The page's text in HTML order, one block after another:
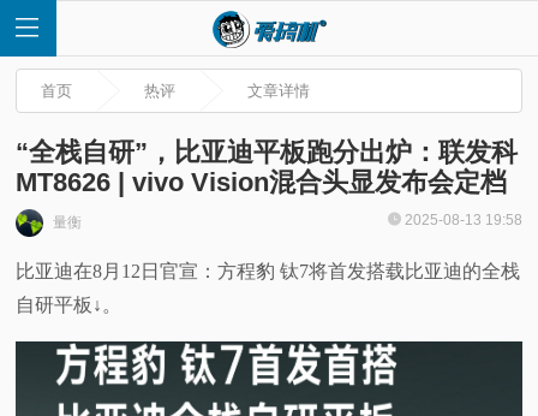
首
页
首页 热评 文章详情
“全栈自研”，比亚迪平板跑分出炉：联发科
MT8626 | vivo Vision混合头显发布会定档
量衡 2025-08-13 19:58
比亚迪在8月12日官宣：方程豹 钛7将首发搭载比亚迪的全栈
自研平板↓。